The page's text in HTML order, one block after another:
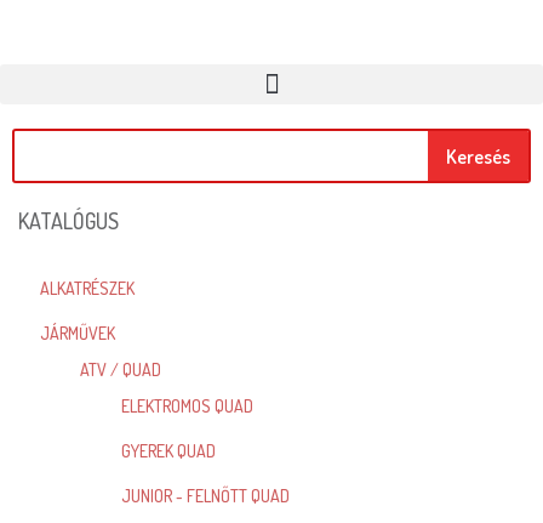
Keresés
KATALÓGUS
ALKATRÉSZEK
JÁRMŰVEK
ATV / QUAD
ELEKTROMOS QUAD
GYEREK QUAD
JUNIOR - FELNŐTT QUAD